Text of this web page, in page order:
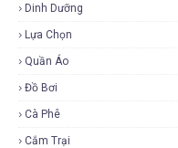
Dinh Dưỡng
Lựa Chọn
Quần Áo
Đồ Bơi
Cà Phê
Cắm Trại